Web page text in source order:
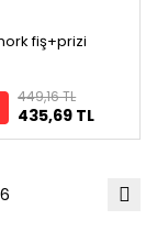
fiş+prizi
435,69 TL
449,16 TL
6